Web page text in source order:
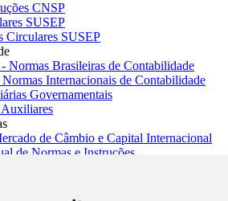
CNSP
SUSEP
Circulares SUSEP
Normas Brasileiras de Contabilidade
Internacionais de Contabilidade
Governamentais
de Câmbio e Capital Internacional
de Normas e Instruções
de Títulos e Valores Mobiliários
de Crédito Rural
de Organização do SFN